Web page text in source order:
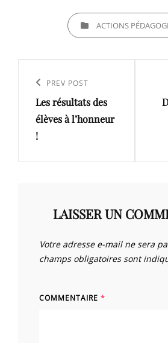
CATEGORIESACTIONS
l’article
Previous
Post
PREV POST
Les résultats des
élèves à l’honneur
!
LAISSER UN
Votre adresse e-mail ne sera
champs obligatoires sont
COMMENTAIRE *